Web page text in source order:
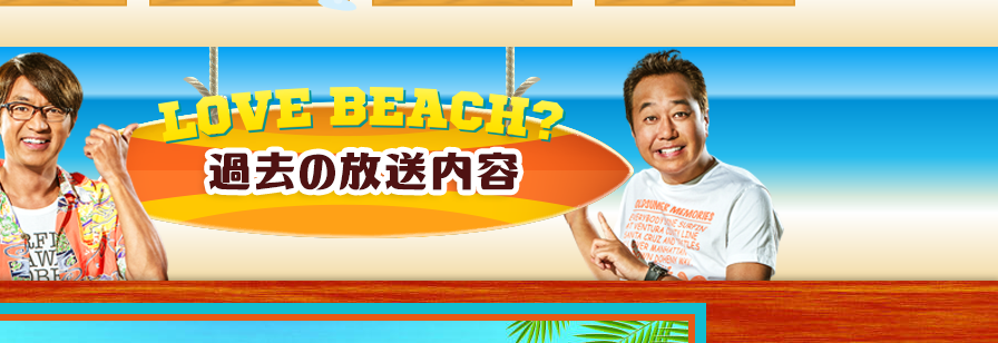
過去の放送
過去の放送内容